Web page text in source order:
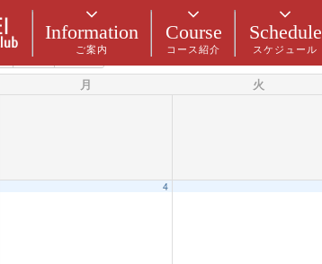
Information
ご案内
Course
コース紹介
Schedule
スケジュール
6月 2027
月 火
4